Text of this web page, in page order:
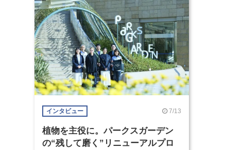
インタビュー 7/13
植物を主役に。パークスガーデン
の“残して磨く”リニューアルプロ